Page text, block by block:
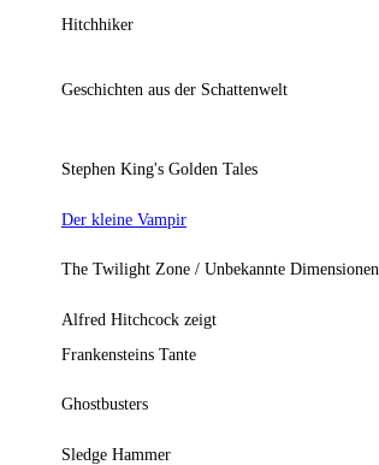
Hitchhiker
Geschichten aus der Schattenwelt
Stephen King's Golden Tales
Der kleine Vampir
The Twilight Zone / Unbekannte Dimensionen
Alfred Hitchcock zeigt
Frankensteins Tante
Ghostbusters
Sledge Hammer